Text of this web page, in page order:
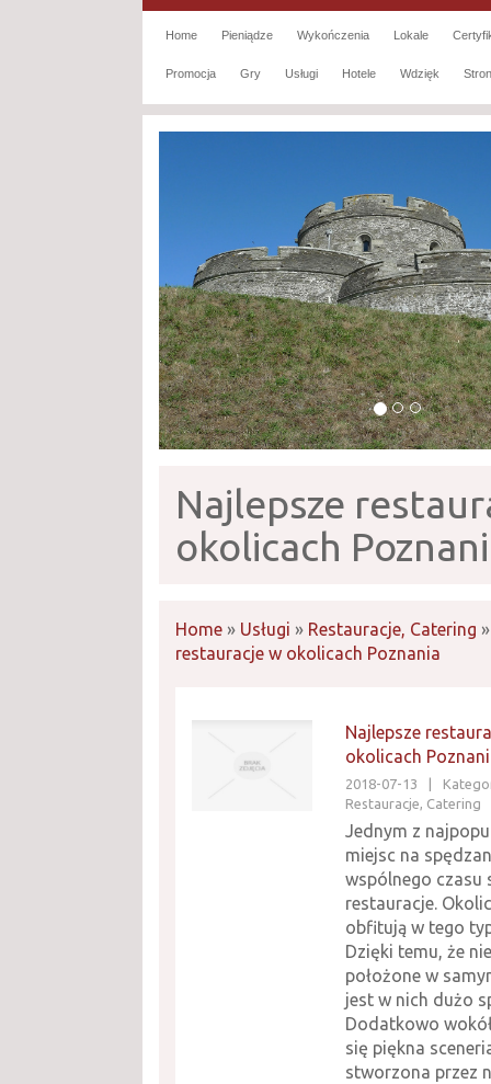
Home Pieniądze Wykończenia Lokale
Promocja Gry Usługi Hotele Wdzięk
Najlepsze
okolicach
Home » Usługi » Restauracje, Catering
restauracje w okolicach Poznania
Najlepsze
okolicach
2018-07-13
Restauracje, Catering
Jednym z
miejsc na
wspólnego czasu
restauracje.
obfitują w tego
Dzięki temu, że
położone w
jest w nich dużo
Dodatkowo
się piękna
stworzona przez